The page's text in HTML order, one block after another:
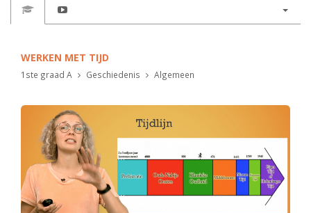
WERKEN MET TIJD
1ste graad A Geschiedenis Algemeen